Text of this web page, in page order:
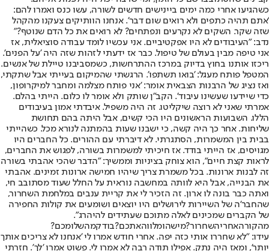
כשהגיעו אחרי כמה ימים ביינישים חדשים לשורה, עשו כנס ואמרו להם:
'אתם תהיה כתפים ולא רואים שום דבר'. אנחנו הוותיקים צעקנו מהקהל
שזה שקר. השקים לא נקרעים ונפתחים? לא רואים את כל הדם שנוטף?"
נדב: "העיבודים לא היו אפקטיביים. אני עכשיו לומד עבודה סוציאלית, אז
אני טיפה מבין בעולם של טיפול. כבר אז ידעתי לזהות שזה היה 'על הפנים'.
ריכזו אותנו בחוץ בדיוק במרכז ההתרחשות, כשמסביבנו טיילת של אנשים.
המטפל פותח מעגל: 'בואו תשתפו'. הרגשתי שהמיקום בעייתי אבל שתקתי,
ואז נציג של הרבנות הצבאית אומר: 'אני פותח מצלמה ומחבר למיקרופון,
כדי שיידעו שעשינו עיבוד'. הקב"ן שותק ולא אומר לו כלום. הייתי בהלם.
אמרתי שאני לא רוצה שיקליטו. זה היה משפיל. איבדתי אמון בעיבודים
הללו. השבועות הראשונים היו הכי קשים, אבל היתה בהם תחושת
שליחות. אחר כך היה קשה, כי ישבנו שעות בהמתנה לנורא מכל. כשהייתי
בבית בין המשמרות, הסתגרתי. לא דיברתי עם ההורים. כל החברים היו
מגויסים, אז הייתי בודד. אז חיכיתי למשמרות בשורה, לפגוש את החברים,
לראות קצת חיים", הוא צוחק בציניות וממשיך: "הדבר שהכי אהבתי בשורה
זה לבנות ארונות. בכל משמרת צריך שיהיו חמישה ארונות זמינים. אהבתי
את הבנייה, אבל היא לוותה במחשבה נוראית על החלל שעוד מסתובב חי,
ואתה כבר בונה לו ארון. זה הזכיר לי את קריית ענבים במלחמת השחרור,
שהחבר'ה של השיירות לירושלים היו יוצאים ושומעים את קולות החפירה
של הקברים שמכינים לאלה מתוכם שעתידים להיהרג".
מהקורהאחריהשחרור?מישהומלווהאתכם?בודקמהשלומכם?
עידו: "לא שחררו אותי כזה יפה. אחרי חודש אמרו לי 'אנחנו לא צריכים אותך
יותר', ומאז היה נתק. אפילו תודה רבה לא אמרו לי. פשוט אמרו 'לך'. חזרתי